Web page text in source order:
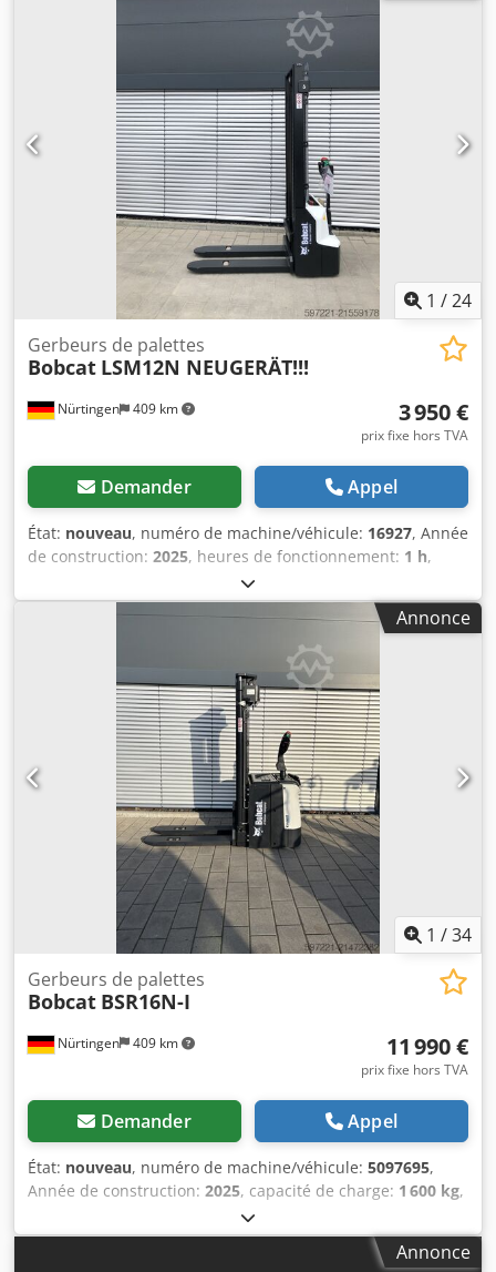
général : très bon État technique : très bon État visuel :
très bon = Autres options et équipements = - Fonction
marteau/tri - Fonction rotation = Remarques =
Informations générales Pays de fabrication : République
tchèque Dcodpfx Afoznrnmjmok État Type CE : CE 2
fonctions hydrauliques supplémentaires pour grappin de
démolition/tri, kit de protection des vérins, châssis
1 /24
Nürtingen 409 km
Gerbeurs de palettes
Bobcat LSM12N NEUGERÄT!!!
3 950 €
prix fixe hors TVA
Demander Appel
État: nouveau, numéro de machine/véhicule: 16927, Année
de construction: 2025, heures de fonctionnement: 1 h,
, hauteur de levage:
centre de gravité de la charge:600 mm, type de carburant:
, hauteur de construction:
24 V, longueur des
, poids total: 576 kg, 5108763 Djdeyv S
Rmjpfx Afmsck Numéro de série : OBWNL-003130
Caractéristiques de la batterie : 24 V, 60 Ah.
Annonce
1 /34
Nürtingen 409 km
Gerbeurs de palettes
Bobcat BSR16N-I
11 990 €
prix fixe hors TVA
Demander Appel
État: nouveau, numéro de machine/véhicule: 5097695,
Année de construction: 2025, capacité de charge: 1 600 kg,
4 620 mm, levée libre:
centre de gravité de la charge:600 mm, type de carburant:
, hauteur de construction:
Annonce